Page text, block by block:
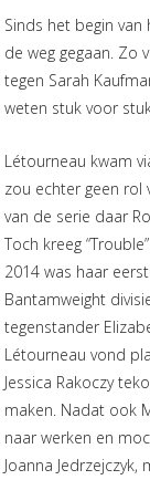
Sinds het begin
de weg gegaan. Zo
tegen Sarah
weten stuk voor
Létourneau kwam
zou echter geen rol
van de serie daar
Toch kreeg
2014 was haar
Bantamweight
tegenstander
Létourneau vond
Jessica Rakoczy
maken. Nadat ook
naar werken en
Joanna